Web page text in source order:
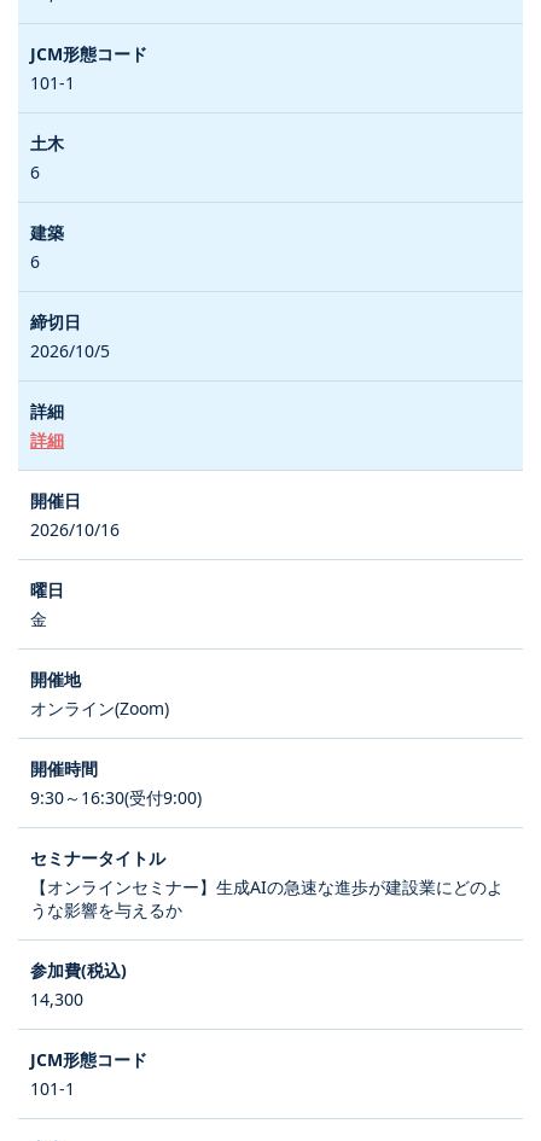
101-1
6
6
2026/10/5
詳細
2026/10/16
金
オンライン(Zoom)
9:30～16:30(受付9:00)
【オンラインセミナー】生成AIの急速な進歩が建設業にどのよ
うな影響を与えるか
14,300
101-1